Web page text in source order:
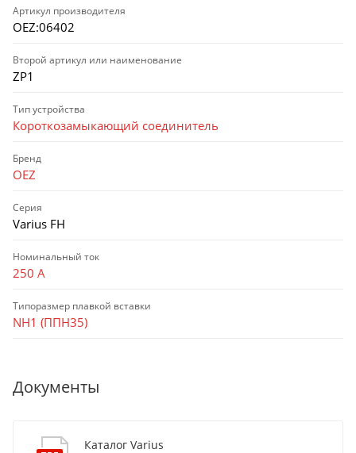
Артикул производителя
OEZ:06402
Второй артикул или наименование
ZP1
Тип устройства
Короткозамыкающий соединитель
Бренд
OEZ
Серия
Varius FH
Номинальный ток
250 А
Типоразмер плавкой вставки
NH1 (ППН35)
Документы
Каталог Varius